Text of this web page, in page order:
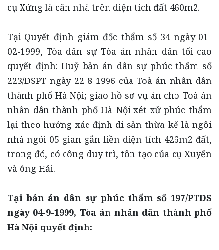
cụ Xứng là căn nhà trên diện tích đất 460m2.
Tại Quyết định giám đốc thẩm số 34 ngày 01-
02-1999, Tòa dân sự Tòa án nhân dân tối cao
quyết định: Huỷ bản án dân sự phúc thẩm số
223/DSPT ngày 22-8-1996 của Toà án nhân dân
thành phố Hà Nội; giao hồ sơ vụ án cho Toà án
nhân dân thành phố Hà Nội xét xử phúc thẩm
lại theo hướng xác định di sản thừa kế là ngôi
nhà ngói 05 gian gắn liền diện tích 426m2 đất,
trong đó, có công duy trì, tôn tạo của cụ Xuyến
và ông Hải.
Tại bản án dân sự phúc thẩm số 197/PTDS
ngày 04-9-1999, Tòa án nhân dân thành phố
Hà Nội quyết định: